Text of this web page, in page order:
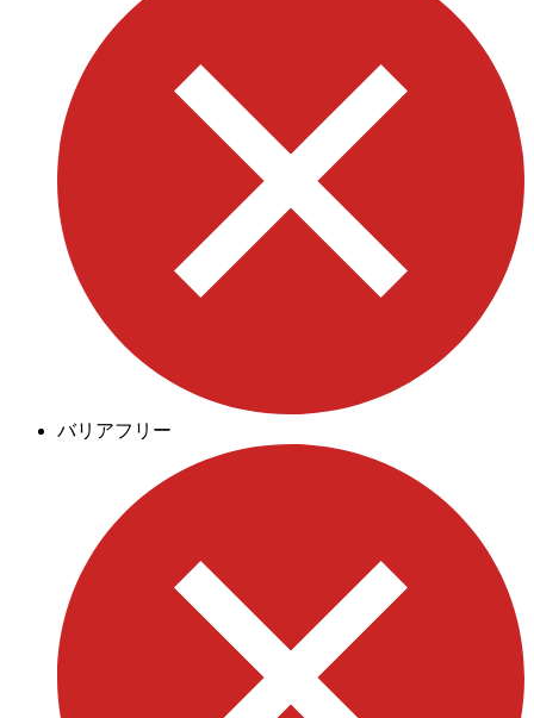
バリアフリー